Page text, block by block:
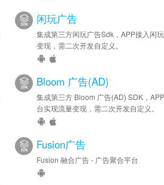
闲玩广告
集成第三方闲玩广告Sdk，APP接入闲
变现，需二次开发自定义。
Bloom 广告(AD)
集成第三方 Bloom 广告(AD) SDK，
台实现流量变现，需二次开发自定义。
Fusion广告
Fusion 融合广告 - 广告聚合平台